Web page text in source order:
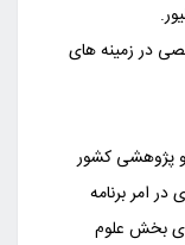
در زمینه های
پژوهشی کشور
امر برنامه
بخش علوم